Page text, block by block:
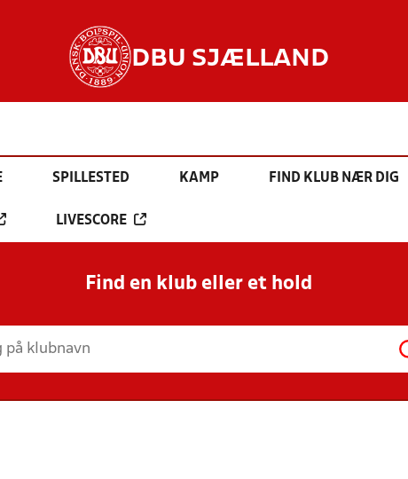
DBU SJÆLLAND
SPILLESTED KAMP FIND KLUB NÆR DIG
LIVESCORE
Find en klub eller et hold